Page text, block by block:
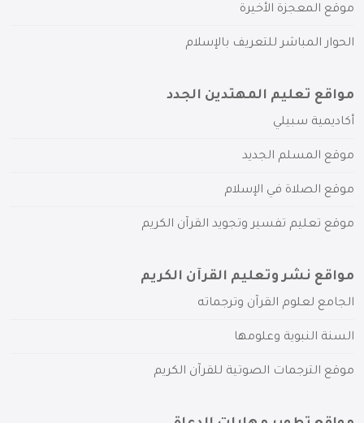
موقع المعجزة الأخيرة
الحوار المباشر للتعريف بالإسلام
مواقع تعليم المهتدين الجدد
أكاديمية سبيلي
موقع المسلم الجديد
موقع الصلاة في الإسلام
موقع تعليم تفسير وتجويد القرآن الكريم
مواقع نشر وتعليم القرآن الكريم
الجامع لعلوم القرآن وترجماته
السنة النبوية وعلومها
موقع الترجمات الصوتية للقرآن الكريم